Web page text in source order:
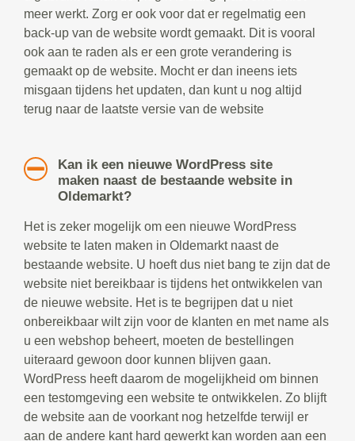
meer werkt. Zorg er ook voor dat er regelmatig een
back-up van de website wordt gemaakt. Dit is vooral
ook aan te raden als er een grote verandering is
gemaakt op de website. Mocht er dan ineens iets
misgaan tijdens het updaten, dan kunt u nog altijd
terug naar de laatste versie van de website
Kan ik een nieuwe WordPress site
maken naast de bestaande website in
Oldemarkt?
Het is zeker mogelijk om een nieuwe WordPress
website te laten maken in Oldemarkt naast de
bestaande website. U hoeft dus niet bang te zijn dat de
website niet bereikbaar is tijdens het ontwikkelen van
de nieuwe website. Het is te begrijpen dat u niet
onbereikbaar wilt zijn voor de klanten en met name als
u een webshop beheert, moeten de bestellingen
uiteraard gewoon door kunnen blijven gaan.
WordPress heeft daarom de mogelijkheid om binnen
een testomgeving een website te ontwikkelen. Zo blijft
de website aan de voorkant nog hetzelfde terwijl er
aan de andere kant hard gewerkt kan worden aan een